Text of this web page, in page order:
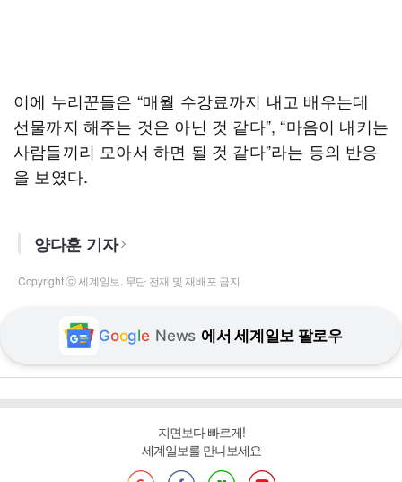
이에 누리꾼들은 “매월 수강료까지 내고 배우는데
선물까지 해주는 것은 아닌 것 같다”, “마음이 내키는
사람들끼리 모아서 하면 될 것 같다”라는 등의 반응
을 보였다.
양다훈 기자
Copyright ⓒ 세계일보. 무단 전재 및 재배포 금지
Google News 에서 세계일보 팔로우
지면보다 빠르게!
세계일보를 만나보세요